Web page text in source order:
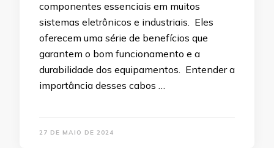
componentes essenciais em muitos
sistemas eletrônicos e industriais. Eles
oferecem uma série de benefícios que
garantem o bom funcionamento e a
durabilidade dos equipamentos. Entender a
importância desses cabos …
27 DE MAIO DE 2024